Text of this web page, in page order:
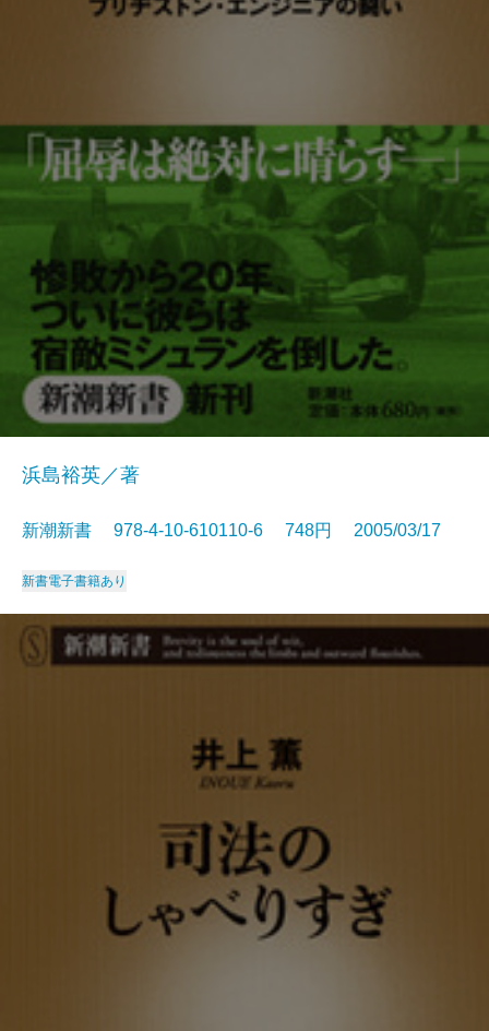
浜島裕英／著
新潮新書 978-4-10-610110-6 748円 2005/03/17
新書電子書籍あり